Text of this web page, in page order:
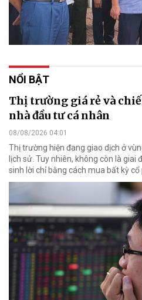
NỔI BẬT
Thị trường giá rẻ và
nhà đầu tư cá nhân
08/08/2026 04:01
Thị trường hiện đang giao dịch ở
lịch sử. Tuy nhiên, không còn là
sinh lời chỉ bằng cách mua bất kỳ cổ